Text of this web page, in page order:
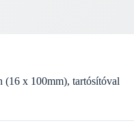
(16 x 100mm), tartósítóval